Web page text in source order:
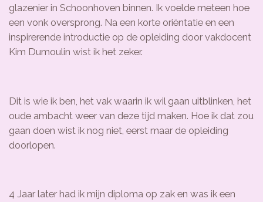
glazenier in Schoonhoven binnen. Ik voelde meteen hoe
een vonk oversprong. Na een korte oriëntatie en een
inspirerende introductie op de opleiding door vakdocent
Kim Dumoulin wist ik het zeker.
Dit is wie ik ben, het vak waarin ik wil gaan uitblinken, het
oude ambacht weer van deze tijd maken. Hoe ik dat zou
gaan doen wist ik nog niet, eerst maar de opleiding
doorlopen.
4 Jaar later had ik mijn diploma op zak en was ik een